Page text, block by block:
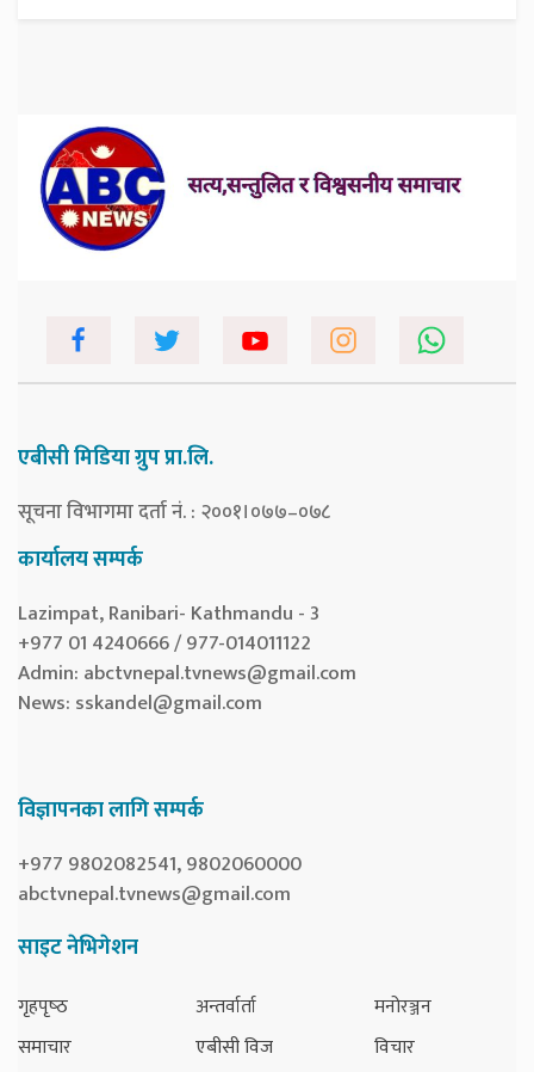
एबीसी मिडिया ग्रुप प्रा.लि.
सूचना विभागमा दर्ता नं. : २००१।०७७–०७८
कार्यालय सम्पर्क
Lazimpat, Ranibari- Kathmandu - 3
+977 01 4240666 / 977-014011122
Admin: abctvnepal.tvnews@gmail.com
News: sskandel@gmail.com
विज्ञापनका लागि सम्पर्क
+977 9802082541, 9802060000
abctvnepal.tvnews@gmail.com
साइट नेभिगेशन
गृहपृष्‍ठ
समाचार
अन्तर्वार्ता
एबीसी विज
मनोरञ्जन
विचार